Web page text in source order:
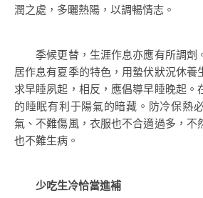
潤之處，多曬熱陽，以調暢情志。
季候更替，生涯作息亦應有所調劑
居作息有夏季的特色，用蟄伏狀況休養
求早睡夙起，相反，應倡導早睡晚起。
的睡眠有利于陽氣的暗藏。防冷保熱
氣、不難傷風，衣服也不合適過多，不
也不難生病。
少吃生冷恰當進補